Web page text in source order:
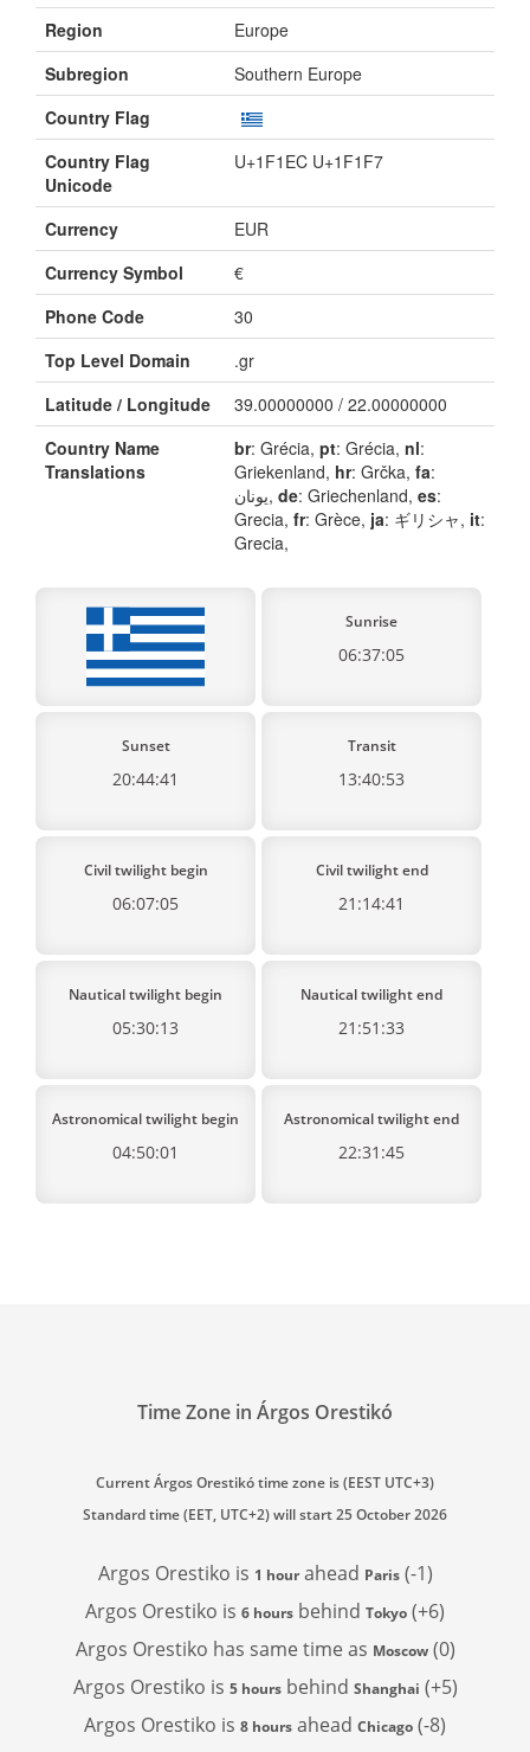
Region
Europe
Subregion
Southern Europe
Country Flag
Country Flag
Unicode
U+1F1EC U+1F1F7
Currency
EUR
Currency Symbol
€
Phone Code
30
Top Level Domain
.gr
Latitude / Longitude
39.00000000 / 22.00000000
Country Name
Translations
br: Grécia, pt: Grécia, nl:
Griekenland, hr: Grčka, fa:
یونان, de: Griechenland, es:
Grecia, fr: Grèce, ja: ギリシャ, it:
Grecia,
Sunrise
06:37:05
Sunset
20:44:41
Transit
13:40:53
Civil twilight begin
06:07:05
Civil twilight end
21:14:41
Nautical twilight begin
05:30:13
Nautical twilight end
21:51:33
Astronomical twilight begin
04:50:01
Astronomical twilight end
22:31:45
Time Zone in Árgos Orestikó
Current Árgos Orestikó time zone is (EEST UTC+3)
Standard time (EET, UTC+2) will start 25 October 2026
Argos Orestiko is 1 hourahead Paris(-1)
Argos Orestiko is 6 hours behind Tokyo (+6)
Argos Orestiko has same time as Moscow(0)
Argos Orestiko is 5 hoursbehind Shanghai (+5)
Argos Orestiko is 8 hours ahead Chicago (-8)